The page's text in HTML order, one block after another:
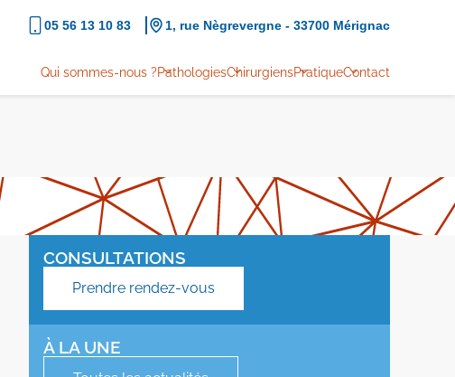
05 56 13 10 83 1, rue Nègrevergne - 33700 Mérignac
Qui sommes-nous ?PathologiesChirurgiensPratiqueContact
CONSULTATIONS
Prendre rendez-vous
À LA UNE